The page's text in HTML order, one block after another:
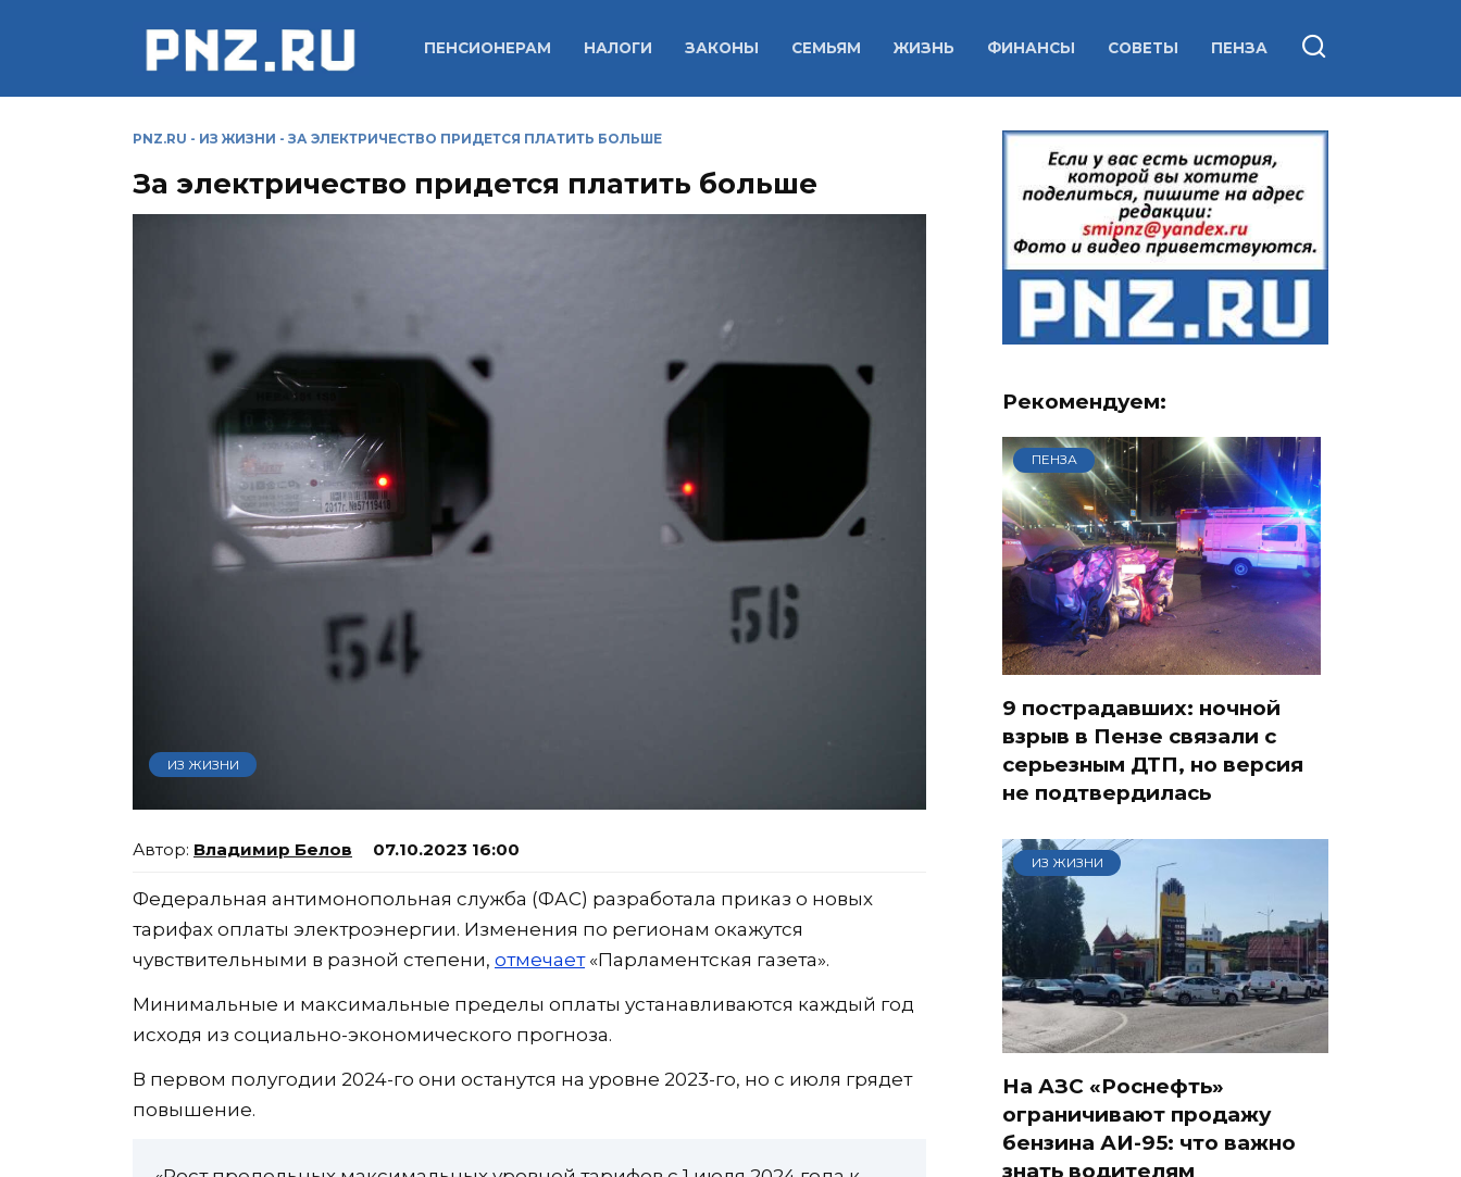
ПЕНСИОНЕРАМ НАЛОГИ ЗАКОНЫ СЕМЬЯМ ЖИЗНЬ ФИНАНСЫ СОВЕТЫ ПЕНЗА
PNZ.RU - ИЗ ЖИЗНИ - ЗА ЭЛЕКТРИЧЕСТВО ПРИДЕТСЯ ПЛАТИТЬ БОЛЬШЕ
За электричество придется платить больше
ИЗ ЖИЗНИ
Владимир Белов 07.10.2023 16:00
Федеральная антимонопольная служба (ФАС) разработала приказ о новых
тарифах оплаты электроэнергии. Изменения по регионам окажутся
чувствительными в разной степени, отмечает«Парламентская газета».
Минимальные и максимальные пределы оплаты устанавливаются каждый год
исходя из социально-экономического прогноза.
В первом полугодии 2024-го они останутся на уровне 2023-го, но с июля грядет
повышение.
Рекомендуем:
ПЕНЗА
9 пострадавших: ночной
взрыв в Пензе связали с
серьезным ДТП, но версия
не подтвердилась
ИЗ ЖИЗНИ
На АЗС «Роснефть»
ограничивают продажу
бензина АИ-95: что важно
знать водителям